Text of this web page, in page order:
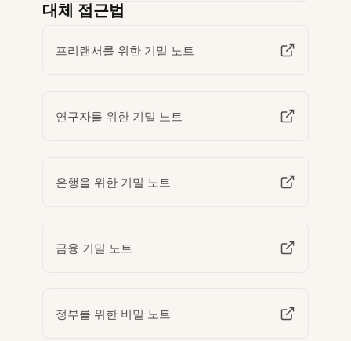
대체 접근법
프리랜서를 위한 기밀 노트
연구자를 위한 기밀 노트
은행을 위한 기밀 노트
금융 기밀 노트
정부를 위한 비밀 노트